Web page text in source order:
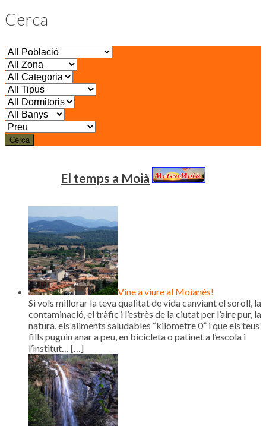
Cerca
Cerca
El temps a Moià
Vine a viure al Moianès!
Si vols millorar la teva qualitat de vida canviant el soroll, la
contaminació, el tràfic i l’estrès de la ciutat per l’aire pur, la
natura, els aliments saludables “kilòmetre 0” i que els teus
fills puguin anar a peu, en bicicleta o patinet a l’escola i
l’institut… […]